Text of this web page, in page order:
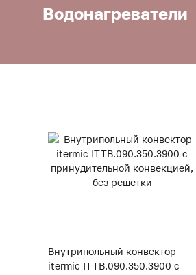
Водонагреватели
Внутрипольный конвектор
itermic ITTB.090.350.3900 с